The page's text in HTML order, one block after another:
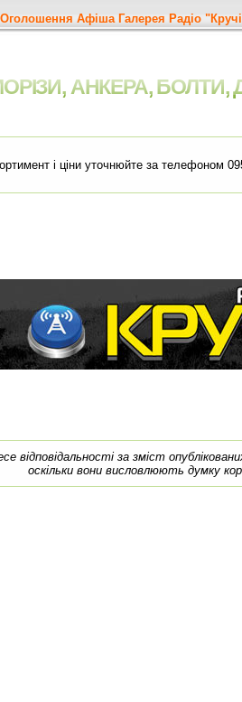
Оголошення Афіша Галерея Радіо
АНКЕРА, БОЛТИ,
і ціни уточнюйте за телефоном
відповідальності за зміст
оскільки вони висловлюють думку